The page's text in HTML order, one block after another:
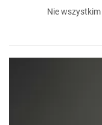
Nie